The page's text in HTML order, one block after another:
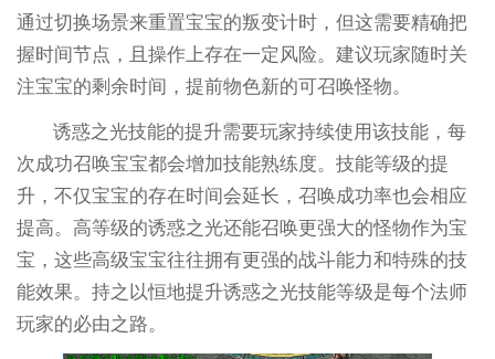
通过切换场景来重置宝宝的叛变计时，但这需要精确把
握时间节点，且操作上存在一定风险。建议玩家随时关
注宝宝的剩余时间，提前物色新的可召唤怪物。
诱惑之光技能的提升需要玩家持续使用该技能，每
次成功召唤宝宝都会增加技能熟练度。技能等级的提
升，不仅宝宝的存在时间会延长，召唤成功率也会相应
提高。高等级的诱惑之光还能召唤更强大的怪物作为宝
宝，这些高级宝宝往往拥有更强的战斗能力和特殊的技
能效果。持之以恒地提升诱惑之光技能等级是每个法师
玩家的必由之路。